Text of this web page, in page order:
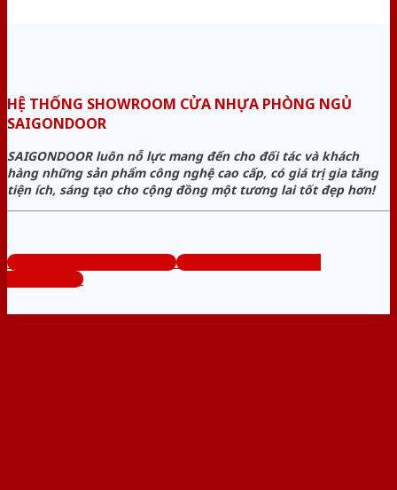
HỆ THỐNG SHOWROOM CỬA NHỰA PHÒNG NGỦ
SAIGONDOOR
SAIGONDOOR luôn nỗ lực mang đến cho đối tác và khách
hàng những sản phẩm công nghệ cao cấp, có giá trị gia tăng
tiện ích, sáng tạo cho cộng đồng một tương lai tốt đẹp hơn!
www.cuanhuaphongngu.com
Tổng đài tư vấn miễn phí:
0824.400.400